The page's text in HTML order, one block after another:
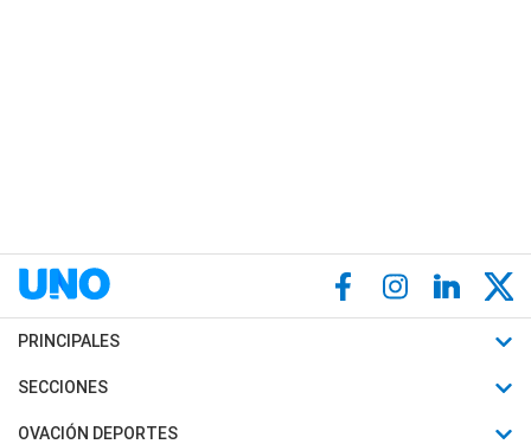
PRINCIPALES
Últimas Noticias
Política
SECCIONES
Horóscopo
OVACIÓN DEPORTES